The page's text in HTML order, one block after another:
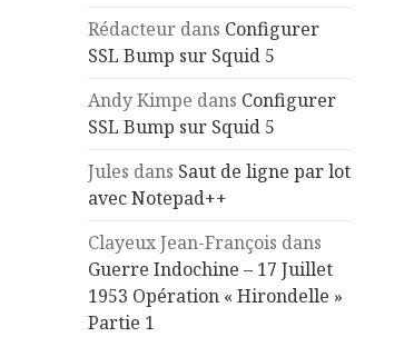
Rédacteur dans Configurer
SSL Bump sur Squid 5
Andy Kimpe dans Configurer
SSL Bump sur Squid 5
Jules dans Saut de ligne par lot
avec Notepad++
Clayeux Jean-François dans
Guerre Indochine – 17 Juillet
1953 Opération « Hirondelle »
Partie 1